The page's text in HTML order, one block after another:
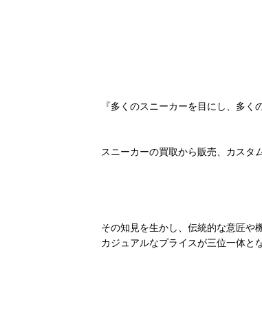
『多くのスニーカーを目にし、多
スニーカーの買取から販売、カスタ
その知見を生かし、伝統的な意匠や
カジュアルなプライスが三位一体と